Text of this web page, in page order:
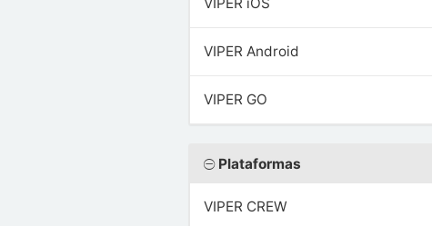
VIPER iOS
VIPER Android
VIPER GO
Plataformas
VIPER CREW